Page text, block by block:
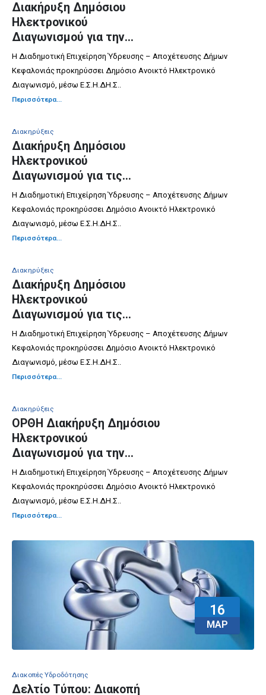
Διακήρυξη Δημόσιου
Ηλεκτρονικού
Διαγωνισμού για την
ΠΡΟΜΗΘΕΙΑ ΣΩΛΗΝΩΝ PVC
& ΕΙΔΙΚΩΝ ΕΞΑΡΤΗΜΑΤΩΝ
Η Διαδημοτική Επιχείρηση Ύδρευσης – Αποχέτευσης Δήμων
Κεφαλονιάς προκηρύσσει Δημόσιο Ανοικτό Ηλεκτρονικό
Διαγωνισμό, μέσω Ε.Σ.Η.ΔΗ.Σ..
Περισσότερα...
Διακηρύξεις
Διακήρυξη Δημόσιου
Ηλεκτρονικού
Διαγωνισμού για τις
ΥΠΗΡΕΣΙΕΣ ΚΑΘΑΡΙΣΜΟΥ
ΔΙΚΤΥΩΝ ΟΜΒΡΙΩΝ
ΥΔΑΤΩΝ ΣΤΗ Δ.Ε.
ΑΡΓΟΣΤΟΛΙΟΥ ΓΙΑ ΤΟ
Η Διαδημοτική Επιχείρηση Ύδρευσης – Αποχέτευσης Δήμων
Κεφαλονιάς προκηρύσσει Δημόσιο Ανοικτό Ηλεκτρονικό
Διαγωνισμό, μέσω Ε.Σ.Η.ΔΗ.Σ..
Περισσότερα...
Διακηρύξεις
Διακήρυξη Δημόσιου
Ηλεκτρονικού
Διαγωνισμού για τις
ΥΠΗΡΕΣΙΕΣ ΚΑΘΑΡΙΣΜΟΥ
ΔΙΚΤΥΩΝ ΑΠΟΧΕΤΕΥΣΗΣ
ΜΕ ΑΠΟΦΡΑΚΤΙΚΟ
ΜΗΧΑΝΗΜΑ ΣΤΗ Δ.Ε.
Η Διαδημοτική Επιχείρηση Ύδρευσης – Αποχέτευσης Δήμων
Κεφαλονιάς προκηρύσσει Δημόσιο Ανοικτό Ηλεκτρονικό
Διαγωνισμό, μέσω Ε.Σ.Η.ΔΗ.Σ..
Περισσότερα...
Διακηρύξεις
ΟΡΘΗ Διακήρυξη Δημόσιου
Ηλεκτρονικού
Διαγωνισμού για την
“Προμήθεια καυσίμων και
ελαιολιπαντικών για τα
έτη 2026 και 2027”
Η Διαδημοτική Επιχείρηση Ύδρευσης – Αποχέτευσης Δήμων
Κεφαλονιάς προκηρύσσει Δημόσιο Ανοικτό Ηλεκτρονικό
Διαγωνισμό, μέσω Ε.Σ.Η.ΔΗ.Σ..
Περισσότερα...
16
ΜΑΡ
Διακοπές Υδροδότησης
Δελτίο Τύπου: Διακοπή